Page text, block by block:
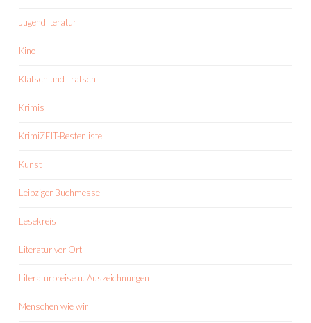
Jugendliteratur
Kino
Klatsch und Tratsch
Krimis
KrimiZEIT-Bestenliste
Kunst
Leipziger Buchmesse
Lesekreis
Literatur vor Ort
Literaturpreise u. Auszeichnungen
Menschen wie wir